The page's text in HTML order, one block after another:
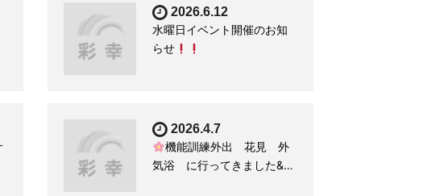
2026.6.12
水曜日イベント開催のお知
らせ
2026.4.7
機能訓練外出 花見 外
気浴 に行ってきました&…